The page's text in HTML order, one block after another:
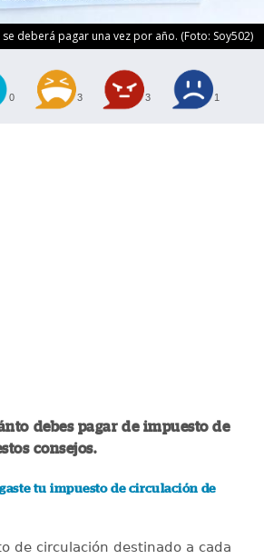
deberá pagar una vez por año. (Foto: Soy502)
0 3 3 1
debes pagar de impuesto de
consejos.
tu impuesto de circulación de
de circulación destinado a cada